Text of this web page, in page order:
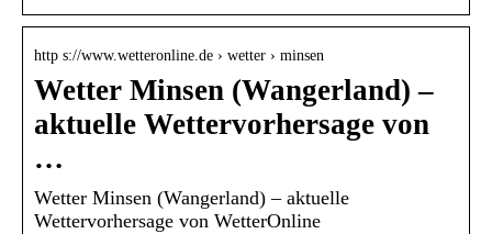
http s://www.wetteronline.de › wetter › minsen
Wetter Minsen (Wangerland) –
aktuelle Wettervorhersage von
…
Wetter Minsen (Wangerland) – aktuelle
Wettervorhersage von WetterOnline